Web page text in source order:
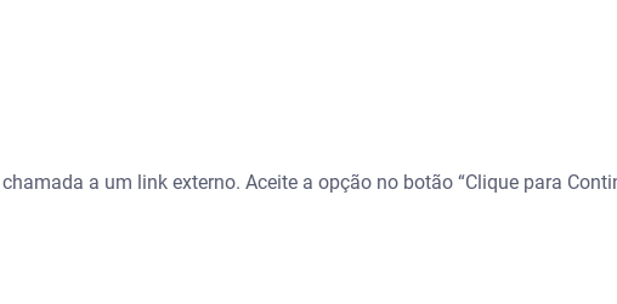
a um link externo. Aceite a opção no botão “Clique para